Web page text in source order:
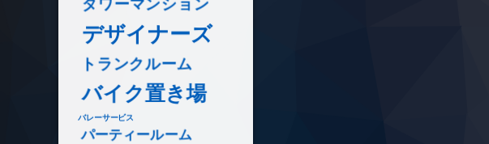
タワーマンション
デザイナーズ
トランクルーム
バイク置き場
バレーサービス
パーティールーム